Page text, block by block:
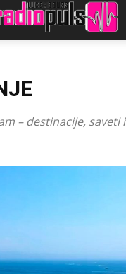
– destinacije, saveti i